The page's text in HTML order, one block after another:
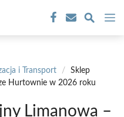
i Transport /
Sklep
Hurtownie w 2026 roku
Limanowa –